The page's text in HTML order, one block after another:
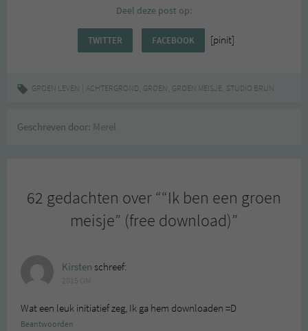
Deel deze post op:
TWITTER FACEBOOK [pinit]
GROEN LEVEN ACHTERGROND, GROEN, GROEN MEISJE, STUDIO BRUN
Geschreven door: Merel
62 gedachten over ““Ik ben een groen
meisje” (free download)”
Kirsten schreef:
Wat een leuk initiatief zeg, Ik ga hem downloaden =D
Beantwoorden